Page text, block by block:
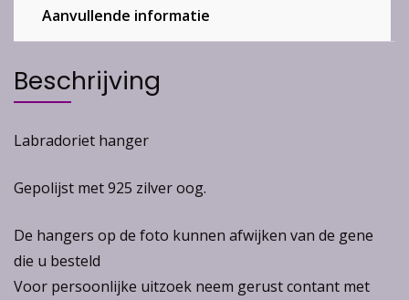
Aanvullende informatie
Beschrijving
Labradoriet hanger
Gepolijst met 925 zilver oog.
De hangers op de foto kunnen afwijken van de gene
die u besteld
Voor persoonlijke uitzoek neem gerust contant met